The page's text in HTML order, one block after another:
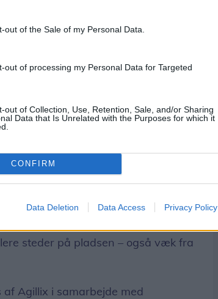
out of the Sale of my Personal Data.
out of processing my Personal Data for Targeted
out of Collection, Use, Retention, Sale, and/or Sharing
Data that Is Unrelated with the Purposes for which it
CONFIRM
Data Deletion Data Access Privacy Policy
Børnedyrskuet, aktiviteterne i
i børnehøjde trak mange
steder på pladsen – også væk fra
Agillix i samarbejde med